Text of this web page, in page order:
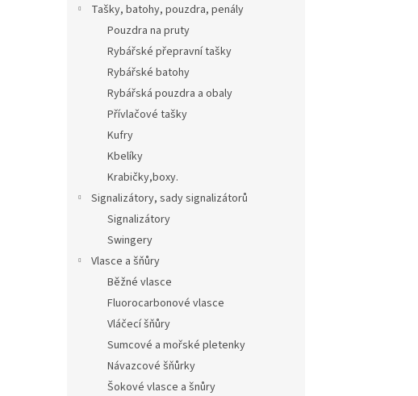
Tašky, batohy, pouzdra, penály
Pouzdra na pruty
Rybářské přepravní tašky
Rybářské batohy
Rybářská pouzdra a obaly
Přívlačové tašky
Kufry
Kbelíky
Krabičky,boxy.
Signalizátory, sady signalizátorů
Signalizátory
Swingery
Vlasce a šňůry
Běžné vlasce
Fluorocarbonové vlasce
Vláčecí šňůry
Sumcové a mořské pletenky
Návazcové šňůrky
Šokové vlasce a šnůry